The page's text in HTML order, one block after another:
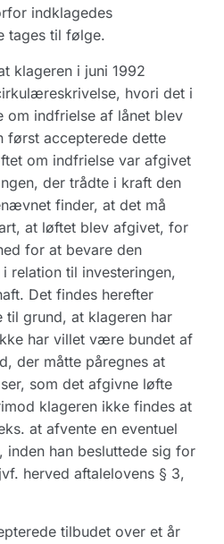
indklagedes
tages til følge.
klageren i juni 1992
hvori det i
om indfrielse af lånet blev
først accepterede dette
om indfrielse var afgivet
der trådte i kraft den
finder, at det må
at løftet blev afgivet, for
for at bevare den
relation til investeringen,
Det findes herefter
grund, at klageren har
har villet være bundet af
der måtte påregnes at
som det afgivne løfte
klageren ikke findes at
at afvente en eventuel
inden han besluttede sig for
herved aftalelovens § 3,
tilbudet over et år